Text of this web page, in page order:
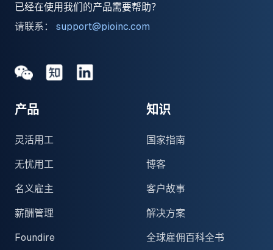
已经在使用我们的产品需要帮助？
请联系：
support@pioinc.com
MediumMedium领英
产品
灵活用工
无忧用工
名义雇主
薪酬管理
Foundire
知识
国家指南
博客
客户故事
解决方案
全球雇佣百科全书